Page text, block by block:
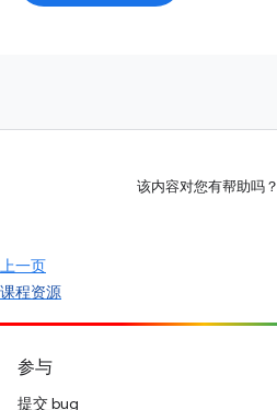
该内容对您有帮助吗？
上一页
课程资源
参与
提交 bug